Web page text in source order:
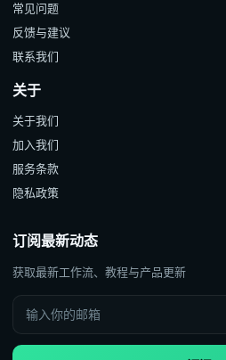
常见问题
反馈与建议
联系我们
关于
关于我们
加入我们
服务条款
隐私政策
订阅最新动态
获取最新工作流、教程与产品更新